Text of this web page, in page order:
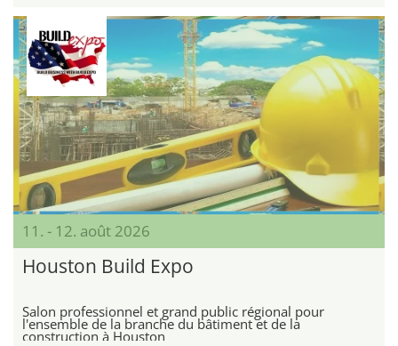
11. - 12. août 2026
Houston Build Expo
Salon professionnel et grand public régional pour
l'ensemble de la branche du bâtiment et de la
construction à Houston